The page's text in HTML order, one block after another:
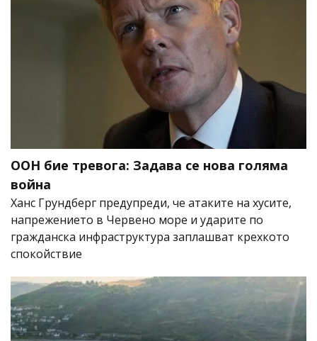
ООН бие тревога: Задава се нова голяма
война
Ханс Грундберг предупреди, че атаките на хусите,
напрежението в Червено море и ударите по
гражданска инфраструктура заплашват крехкото
спокойствие